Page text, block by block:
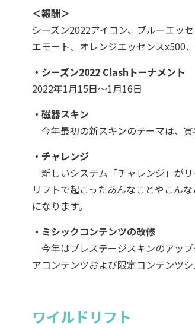
＜報酬＞
シーズン2022アイコン、ブルーエッ
エモート、オレンジエッセンスx500
・シーズン2022 Clashトーナメント
2022年1月15日～1月16日
・磁器スキン
今年最初の新スキンのテーマは、寅
・チャレンジ
新しいシステム「チャレンジ」が
リフトで起こったあんなことやこん
になります。
・ミシックコンテンツの改修
今年はプレステージスキンのアッ
アコンテンツおよび限定コンテンツ
ワイルドリフト